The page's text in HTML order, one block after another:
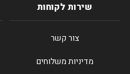
שירות לקוחות
צור קשר
מדיניות משלוחים